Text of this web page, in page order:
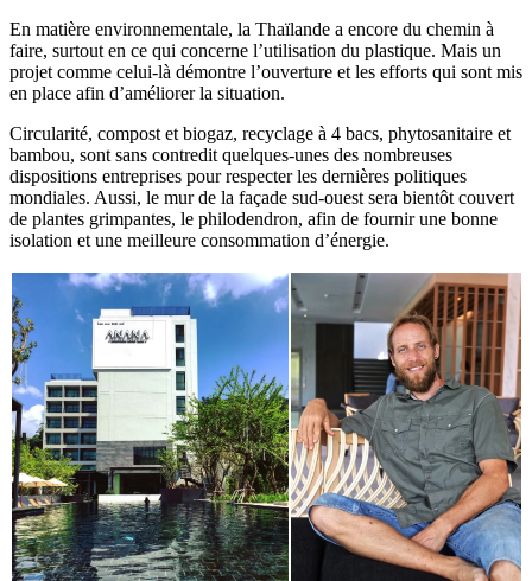
En matière environnementale, la Thaïlande a encore du chemin à
faire, surtout en ce qui concerne l’utilisation du plastique. Mais un
projet comme celui-là démontre l’ouverture et les efforts qui sont mis
en place afin d’améliorer la situation.
Circularité, compost et biogaz, recyclage à 4 bacs, phytosanitaire et
bambou, sont sans contredit quelques-unes des nombreuses
dispositions entreprises pour respecter les dernières politiques
mondiales. Aussi, le mur de la façade sud-ouest sera bientôt couvert
de plantes grimpantes, le philodendron, afin de fournir une bonne
isolation et une meilleure consommation d’énergie.